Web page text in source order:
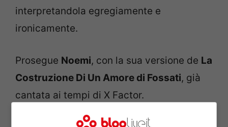
interpretandola egregiamente e
ironicamente.
Prosegue Noemi, con la sua versione de La
Costruzione Di Un Amore di Fossati, già
cantata ai tempi di X Factor.